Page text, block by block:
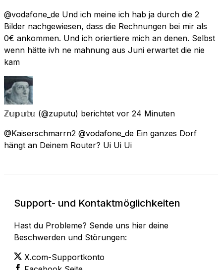
@vodafone_de Und ich meine ich hab ja durch die 2
Bilder nachgewiesen, dass die Rechnungen bei mir als
0€ ankommen. Und ich oriertiere mich an denen. Selbst
wenn hätte ivh ne mahnung aus Juni erwartet die nie
kam
ℤ𝕦𝕡𝕦𝕥𝕦 (@zuputu) berichtet vor 24 Minuten
@Kaiserschmarrn2 @vodafone_de Ein ganzes Dorf
hängt an Deinem Router? Ui Ui Ui
Support- und Kontaktmöglichkeiten
Hast du Probleme? Sende uns hier deine
Beschwerden und Störungen:
X.com-Supportkonto